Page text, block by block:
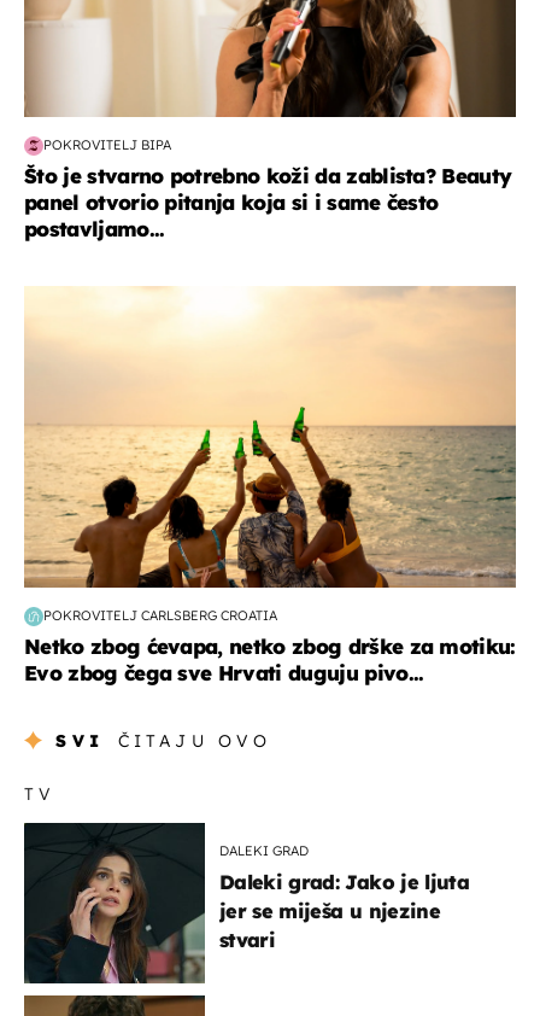
POKROVITELJ BIPA
Što je stvarno potrebno koži da zablista? Beauty
panel otvorio pitanja koja si i same često
postavljamo...
POKROVITELJ CARLSBERG CROATIA
Netko zbog ćevapa, netko zbog drške za motiku:
Evo zbog čega sve Hrvati duguju pivo...
SVI ČITAJU OVO
TV
DALEKI GRAD
Daleki grad: Jako je ljuta
jer se miješa u njezine
stvari